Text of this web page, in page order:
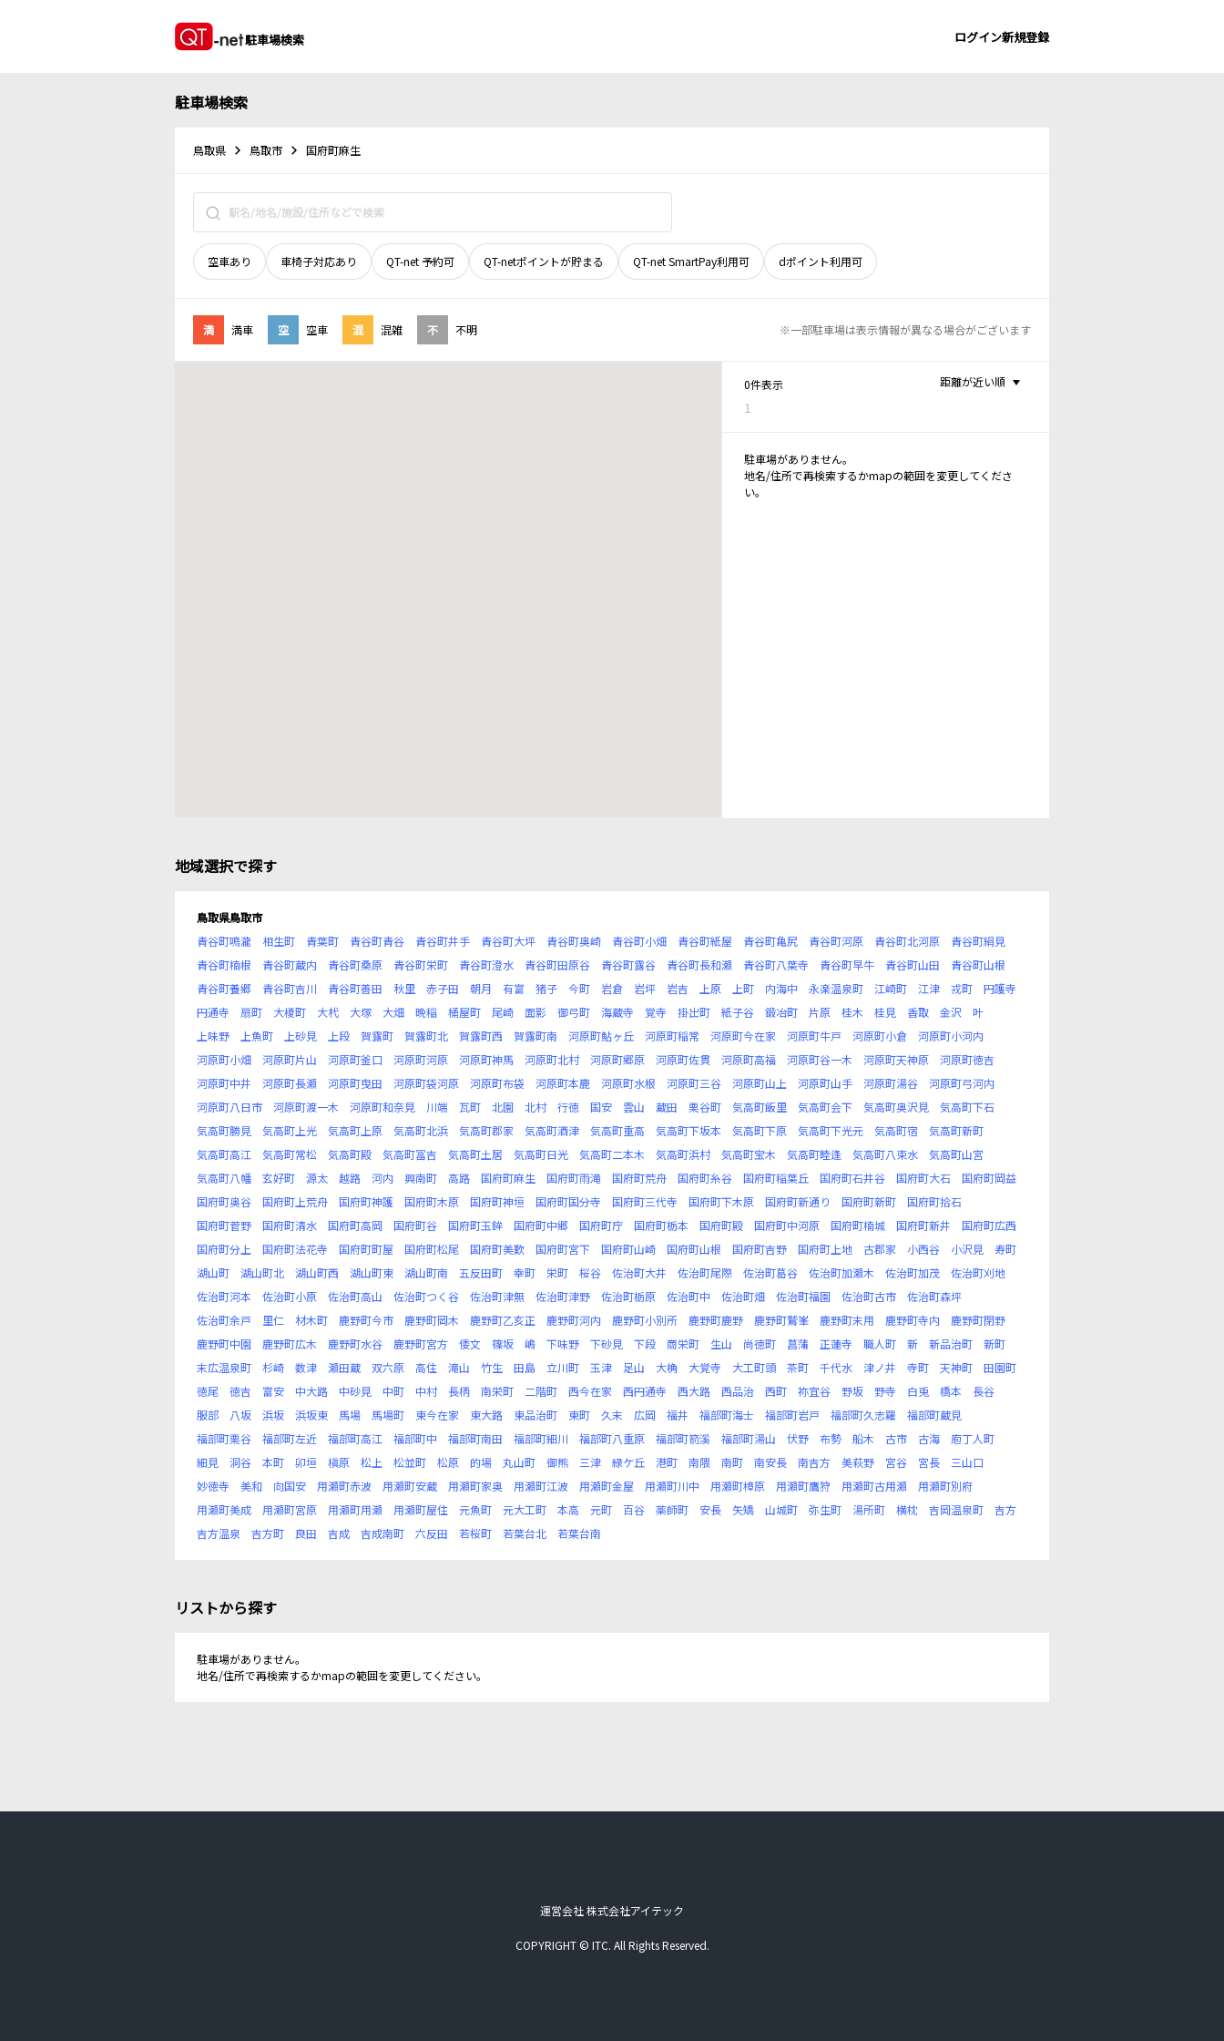
駐車場検索 ログイン新規登録
駐車場検索
鳥取県 鳥取市 国府町麻生
空車あり 車椅子対応あり QT-net 予約可 QT-netポイントが貯まる QT-net SmartPay利用可 dポイント利用可
満 満車 空 空車 混 混雑 不 不明 ※一部駐車場は表示情報が異なる場合がございます
0件表示
1
距離が近い順
駐車場がありません。
地名/住所で再検索するかmapの範囲を変更してくださ
い。
地域選択で探す
鳥取県鳥取市
青谷町鳴瀧
相生町 青葉町 青谷町青谷 青谷町井手 青谷町大坪 青谷町奥崎 青谷町小畑 青谷町紙屋 青谷町亀尻 青谷町河原 青谷町北河原
青谷町絹見
青谷町楠根
青谷町蔵内 青谷町桑原 青谷町栄町 青谷町澄水 青谷町田原谷 青谷町露谷 青谷町長和瀬 青谷町八葉寺 青谷町早牛 青谷町山田
青谷町山根
青谷町養郷
青谷町吉川 青谷町善田 秋里 赤子田 朝月 有富 猪子 今町 岩倉 岩坪 岩吉 上原 上町 内海中 永楽温泉町 江崎町 江津 戎町
円護寺
円通寺
扇町 大榎町 大杙 大塚 大畑 晩稲 桶屋町 尾崎 面影 御弓町 海蔵寺 覚寺 掛出町 紙子谷 鍛冶町 片原 桂木 桂見 香取 金沢
叶
上味野
上魚町 上砂見 上段 賀露町 賀露町北 賀露町西 賀露町南 河原町鮎ヶ丘 河原町稲常 河原町今在家 河原町牛戸 河原町小倉
河原町小河内
河原町小畑
河原町片山 河原町釜口 河原町河原 河原町神馬 河原町北村 河原町郷原 河原町佐貫 河原町高福 河原町谷一木 河原町天神原
河原町徳吉
河原町中井
河原町長瀬 河原町曳田 河原町袋河原 河原町布袋 河原町本鹿 河原町水根 河原町三谷 河原町山上 河原町山手 河原町湯谷
河原町弓河内
河原町八日市
河原町渡一木 河原町和奈見 川端 瓦町 北園 北村 行徳 国安 雲山 蔵田 栗谷町 気高町飯里 気高町会下 気高町奥沢見
気高町下石
気高町勝見
気高町上光 気高町上原 気高町北浜 気高町郡家 気高町酒津 気高町重高 気高町下坂本 気高町下原 気高町下光元 気高町宿
気高町新町
気高町高江
気高町常松 気高町殿 気高町冨吉 気高町土居 気高町日光 気高町二本木 気高町浜村 気高町宝木 気高町睦逢 気高町八束水
気高町山宮
気高町八幡
玄好町 源太 越路 河内 興南町 高路 国府町麻生 国府町雨滝 国府町荒舟 国府町糸谷 国府町稲葉丘 国府町石井谷 国府町大石
国府町岡益
国府町奥谷
国府町上荒舟 国府町神護 国府町木原 国府町神垣 国府町国分寺 国府町三代寺 国府町下木原 国府町新通り 国府町新町
国府町拾石
国府町菅野
国府町清水 国府町高岡 国府町谷 国府町玉鉾 国府町中郷 国府町庁 国府町栃本 国府町殿 国府町中河原 国府町楠城 国府町新井
国府町広西
国府町分上
国府町法花寺 国府町町屋 国府町松尾 国府町美歎 国府町宮下 国府町山崎 国府町山根 国府町吉野 国府町上地 古郡家 小西谷 小沢見
寿町
湖山町
湖山町北 湖山町西 湖山町東 湖山町南 五反田町 幸町 栄町 桜谷 佐治町大井 佐治町尾際 佐治町葛谷 佐治町加瀬木 佐治町加茂
佐治町刈地
佐治町河本
佐治町小原 佐治町高山 佐治町つく谷 佐治町津無 佐治町津野 佐治町栃原 佐治町中 佐治町畑 佐治町福園 佐治町古市
佐治町森坪
佐治町余戸
里仁 材木町 鹿野町今市 鹿野町岡木 鹿野町乙亥正 鹿野町河内 鹿野町小別所 鹿野町鹿野 鹿野町鷲峯 鹿野町末用 鹿野町寺内
鹿野町閉野
鹿野町中園
鹿野町広木 鹿野町水谷 鹿野町宮方 倭文 篠坂 嶋 下味野 下砂見 下段 商栄町 生山 尚徳町 菖蒲 正蓮寺 職人町 新 新品治町
新町
末広温泉町
杉崎 数津 瀬田蔵 双六原 高住 滝山 竹生 田島 立川町 玉津 足山 大桷 大覚寺 大工町頭 茶町 千代水 津ノ井 寺町 天神町
田園町
徳尾
徳吉 富安 中大路 中砂見 中町 中村 長柄 南栄町 二階町 西今在家 西円通寺 西大路 西品治 西町 祢宜谷 野坂 野寺 白兎 橋本
長谷
服部
八坂 浜坂 浜坂東 馬場 馬場町 東今在家 東大路 東品治町 東町 久末 広岡 福井 福部町海士 福部町岩戸 福部町久志羅
福部町蔵見
福部町栗谷
福部町左近 福部町高江 福部町中 福部町南田 福部町細川 福部町八重原 福部町箭溪 福部町湯山 伏野 布勢 船木 古市 古海
庖丁人町
細見
洞谷 本町 卯垣 槇原 松上 松並町 松原 的場 丸山町 御熊 三津 緑ケ丘 港町 南隈 南町 南安長 南吉方 美萩野 宮谷 宮長
三山口
妙徳寺
美和 向国安 用瀬町赤波 用瀬町安蔵 用瀬町家奥 用瀬町江波 用瀬町金屋 用瀬町川中 用瀬町樟原 用瀬町鷹狩 用瀬町古用瀬
用瀬町別府
用瀬町美成
用瀬町宮原 用瀬町用瀬 用瀬町屋住 元魚町 元大工町 本高 元町 百谷 薬師町 安長 矢矯 山城町 弥生町 湯所町 横枕 吉岡温泉町
吉方
吉方温泉
吉方町 良田 吉成 吉成南町 六反田 若桜町 若葉台北 若葉台南
リストから探す
駐車場がありません。
地名/住所で再検索するかmapの範囲を変更してください。
運営会社 株式会社アイテック
COPYRIGHT © ITC. All Rights Reserved.